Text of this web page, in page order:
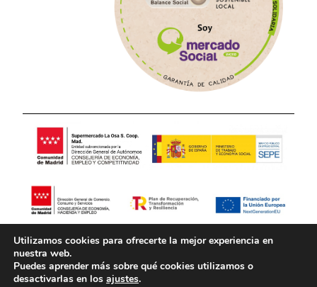
Aviso Legal Política de Privacidad
Política de Cookies
Utilizamos cookies para ofrecerte la mejor experiencia en
nuestra web.
Puedes aprender más sobre qué cookies utilizamos o
desactivarlas en los ajustes.